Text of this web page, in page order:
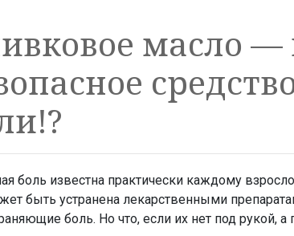
масло —
боль известна практически каждому
быть устранена лекарственными
боль. Но что, если их нет под рукой, а